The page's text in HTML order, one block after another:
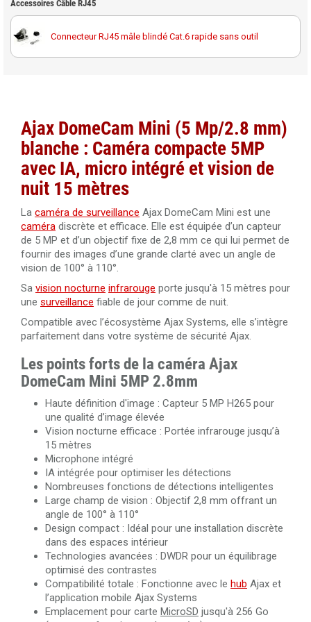
NVR 4K 16 canaux Ajax NVR (16ch) noir pour 16 caméras
Carte MicroSD Western Digital Purple 256GB spéciale
vidéosurveillance
Câble RJ45 droit Cat.6 blindé F/UTP 10 mètres 100%
cuivre
Câble RJ45 droit Cat.6 blindé F/UTP 20 mètres 100%
cuivre
Câble RJ45 droit Cat.6 blindé F/UTP 40 mètres 100%
cuivre
Câble RJ45 droit Cat.6 blindé F/UTP 50 mètres 100%
cuivre
Câble RJ45 Cat.5 UTP 305 mètres Dahua PFM920I-5EUN
Câble RJ45 Cat.6 UTP 305 mètres LSZH Dahua PFM923I-
6UN-C
Câble RJ45 Cat. 6 UTP intérieur 305 mètres 100% cuivre
Accessoires Câble RJ45
Connecteur RJ45 mâle blindé Cat.6 rapide sans outil
Ajax DomeCam Mini (5 Mp/2.8 mm)
blanche : Caméra compacte 5MP
avec IA, micro intégré et vision de
nuit 15 mètres
La caméra de surveillance Ajax DomeCam Mini est une
caméra discrète et efficace. Elle est équipée d’un capteur
de 5 MP et d’un objectif fixe de 2,8 mm ce qui lui permet de
fournir des images d’une grande clarté avec un angle de
vision de 100° à 110°.
Sa vision nocturne infrarouge porte jusqu'à 15 mètres pour
une surveillance fiable de jour comme de nuit.
Compatible avec l’écosystème Ajax Systems, elle s’intègre
parfaitement dans votre système de sécurité Ajax.
Les points forts de la caméra Ajax
DomeCam Mini 5MP 2.8mm
Haute définition d'image : Capteur 5 MP H265 pour
une qualité d’image élevée
Vision nocturne efficace : Portée infrarouge jusqu’à
15 mètres
Microphone intégré
IA intégrée pour optimiser les détections
Nombreuses fonctions de détections intelligentes
Large champ de vision : Objectif 2,8 mm offrant un
angle de 100° à 110°
Design compact : Idéal pour une installation discrète
dans des espaces intérieur
Technologies avancées : DWDR pour un équilibrage
optimisé des contrastes
Compatibilité totale : Fonctionne avec le hub Ajax et
l’application mobile Ajax Systems
Emplacement pour carte MicroSD jusqu'à 256 Go